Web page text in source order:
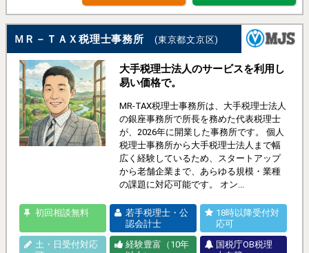
ＭＲ－ＴＡＸ税理士事務所 (東京都文京区)
大手税理士法人のサービスを利用し
易い価格で。
MR-TAX税理士事務所は、大手税理士法人
の銀座事務所で所長を務めた代表税理士
が、2026年に開業した事務所です。 個人
税理士事務所から大手税理士法人まで幅
広く経験しているため、スタートアップ
から老舗企業まで、あらゆる規模・業種
の課題に対応可能です。 オン...
初回相談無料
若手税理士・公
認会計士
18時以降受付対
応可
土・日受付対応
経験豊富（10年
国税庁OB税理